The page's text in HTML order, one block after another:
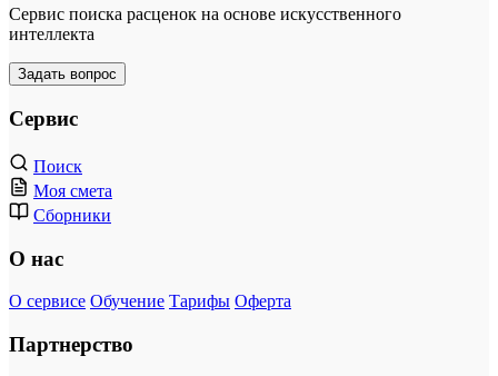
Сервис поиска расценок на основе искусственного
интеллекта
Задать вопрос
Сервис
Поиск
Моя смета
Сборники
О нас
О сервисе Обучение Тарифы Оферта
Партнерство